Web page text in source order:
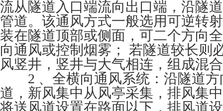
流从隧道入口端流向出口端，沿隧
管道。该通风方式一般选用可逆转
装在隧道顶部或侧面，可二个方向
向通风或控制烟雾； 若隧道较长则
风竖井，竖井与大气相连，组成混
2 、全横向通风系统：沿隧道方
道，新风集中从风亭采集，排风集
将送风道设置在路面以下，排风道